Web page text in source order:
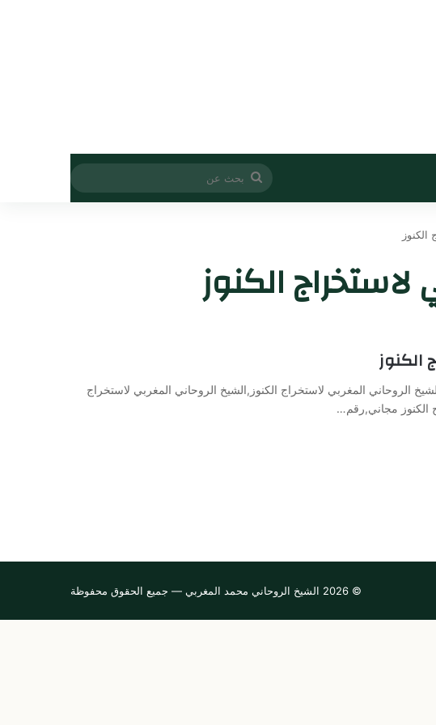
بحث
عن
الكنوز
الكنوز
الروحاني المغربي لاستخراج الكنوز,الشيخ الروحاني المغربي لاستخراج
الكنوز مجاني,رقم…
© 2026 الشيخ الروحاني محمد المغربي — جميع الحقوق محفوظة